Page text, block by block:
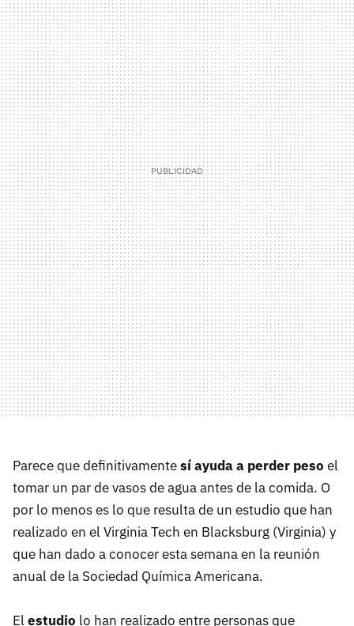
Parece que definitivamentesí ayuda a perder peso el
tomar un par de vasos de agua antes de la comida. O
por lo menos es lo que resulta de un estudio que han
realizado en el Virginia Tech en Blacksburg (Virginia) y
que han dado a conocer esta semana en la reunión
anual de la Sociedad Química Americana.
El estudio lo han realizado entre personas que